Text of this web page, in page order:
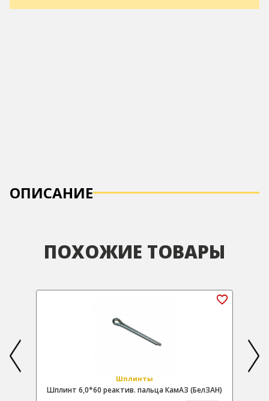
ОПИСАНИЕ
ПОХОЖИЕ ТОВАРЫ
Шплинты
Шплинт 6,0*60 реактив. пальца КамАЗ (БелЗАН)